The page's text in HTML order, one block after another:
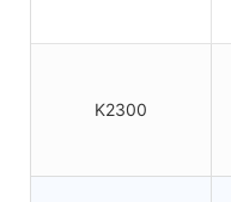
K2300